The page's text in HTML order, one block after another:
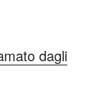
dagli